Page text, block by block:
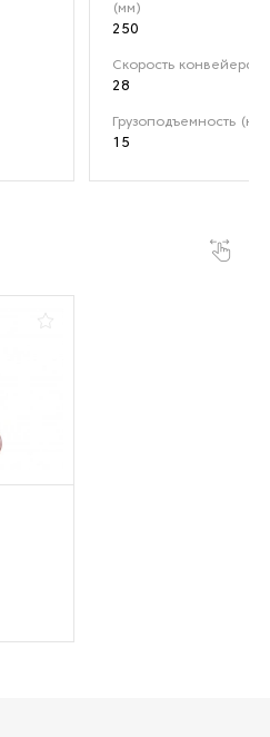
(мм)
250
Скорость конвейера
28
Грузоподъемность (кг)
15